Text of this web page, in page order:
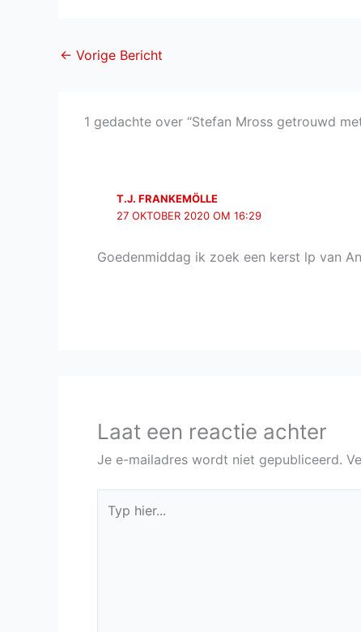
← Vorige Bericht
1 gedachte over “Stefan Mross getrouwd
T.J. FRANKEMÖLLE
27 OKTOBER 2020 OM 16:29
Goedenmiddag ik zoek een kerst lp van
Laat een reactie achter
Je e-mailadres wordt niet gepubliceerd.
hier...